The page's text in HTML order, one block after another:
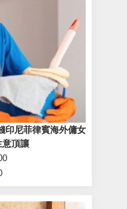
印尼菲律賓海外傭女
意頂讓